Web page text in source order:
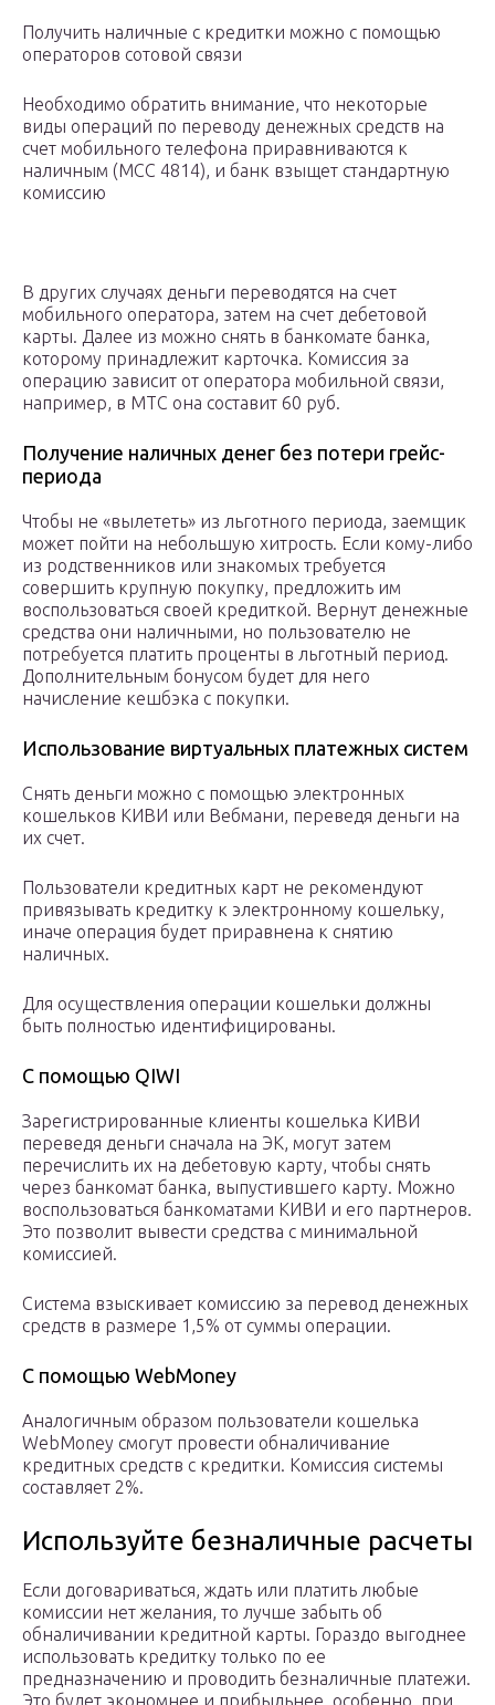
Получить наличные с кредитки можно с помощью
операторов сотовой связи
Необходимо обратить внимание, что некоторые
виды операций по переводу денежных средств на
счет мобильного телефона приравниваются к
наличным (МСС 4814), и банк взыщет стандартную
комиссию
В других случаях деньги переводятся на счет
мобильного оператора, затем на счет дебетовой
карты. Далее из можно снять в банкомате банка,
которому принадлежит карточка. Комиссия за
операцию зависит от оператора мобильной связи,
например, в МТС она составит 60 руб.
Получение наличных денег без потери грейс-
периода
Чтобы не «вылететь» из льготного периода, заемщик
может пойти на небольшую хитрость. Если кому-либо
из родственников или знакомых требуется
совершить крупную покупку, предложить им
воспользоваться своей кредиткой. Вернут денежные
средства они наличными, но пользователю не
потребуется платить проценты в льготный период.
Дополнительным бонусом будет для него
начисление кешбэка с покупки.
Использование виртуальных платежных систем
Снять деньги можно с помощью электронных
кошельков КИВИ или Вебмани, переведя деньги на
их счет.
Пользователи кредитных карт не рекомендуют
привязывать кредитку к электронному кошельку,
иначе операция будет приравнена к снятию
наличных.
Для осуществления операции кошельки должны
быть полностью идентифицированы.
С помощью QIWI
Зарегистрированные клиенты кошелька КИВИ
переведя деньги сначала на ЭК, могут затем
перечислить их на дебетовую карту, чтобы снять
через банкомат банка, выпустившего карту. Можно
воспользоваться банкоматами КИВИ и его партнеров.
Это позволит вывести средства с минимальной
комиссией.
Система взыскивает комиссию за перевод денежных
средств в размере 1,5% от суммы операции.
С помощью WebMoney
Аналогичным образом пользователи кошелька
WebMoney смогут провести обналичивание
кредитных средств с кредитки. Комиссия системы
составляет 2%.
Используйте безналичные расчеты
Если договариваться, ждать или платить любые
комиссии нет желания, то лучше забыть об
обналичивании кредитной карты. Гораздо выгоднее
использовать кредитку только по ее
предназначению и проводить безналичные платежи.
Это будет экономнее и прибыльнее, особенно, при